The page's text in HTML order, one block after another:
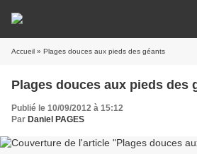
Accueil » Plages douces aux pieds des géants
Plages douces aux pieds des
Publié le 10/09/2012 à 15:12
Par Daniel PAGES